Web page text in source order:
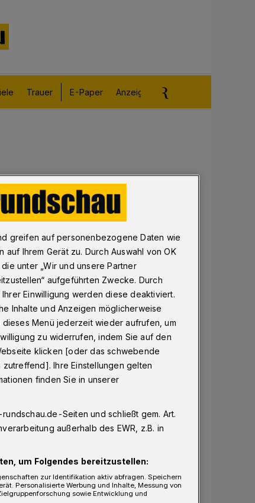
Trauer E-Paper Anzeigen aufgeben
(26) aus der
von der
seinem
und
greifen auf personenbezogene Daten wie
Ihrem Gerät zu. Durch Auswahl von OK
unter „Wir und unsere Partner
aufgeführten Zwecke. Durch
Einwilligung werden diese deaktiviert.
Inhalte und Anzeigen möglicherweise
Menü jederzeit wieder aufrufen, um
zu widerrufen, indem Sie auf den
klicken [oder das schwebende
Ihre Einstellungen gelten
finden Sie in unserer
Seiten und schließt gem. Art.
außerhalb des EWR, z.B. in
um Folgendes bereitzustellen:
zur Identifikation aktiv abfragen. Speichern
Personalisierte Werbung und Inhalte, Messung von
sowie Entwicklung und